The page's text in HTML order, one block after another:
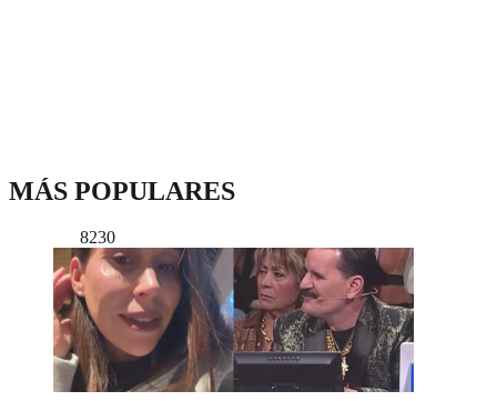
MÁS POPULARES
8230